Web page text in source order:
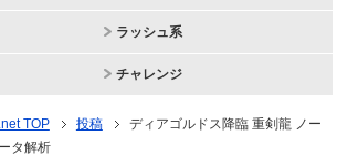
ラッシュ系
チャレンジ
TOP 投稿
ディアゴルドス降臨 重剣龍 ノー
タ解析